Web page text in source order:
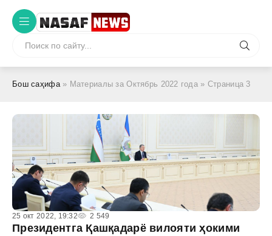
Бош саҳифа» Материалы за Октябрь 2022 года » Страница 3
25 окт 2022, 19:32 2 549
Президентга Қашқадарё вилояти ҳокими